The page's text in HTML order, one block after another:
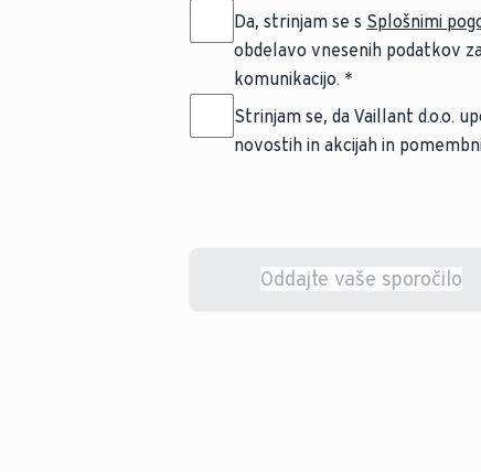
Da, strinjam se s Splošnimi
obdelavo vnesenih podatkov
komunikacijo.
Strinjam se, da Vaillant d.o.o.
novostih in akcijah in
Changes saved successfully.
Oddajte vaše sporočilo